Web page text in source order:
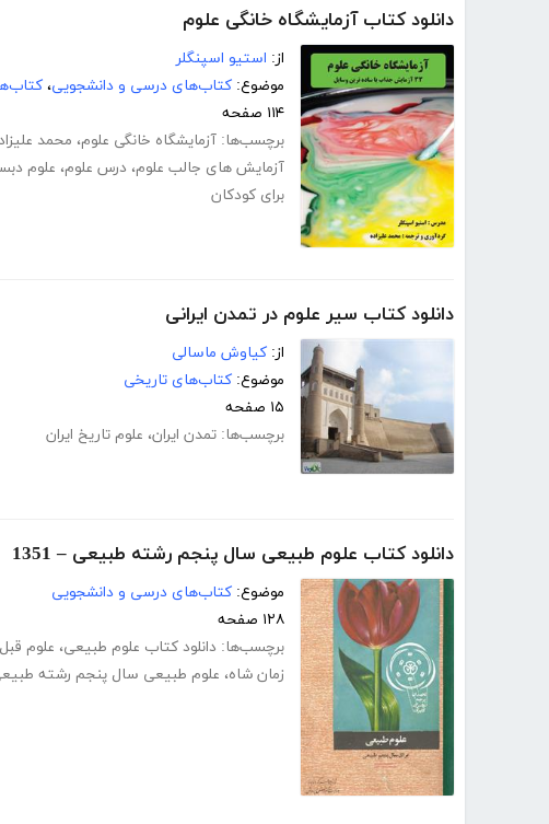
دانلود کتاب آزمایشگاه خانگی علوم
از: استیو اسپنگلر
موضوع: کتاب‌های درسی و دانشجویی،
۱۱۴ صفحه
برچسب‌ها: آزمایشگاه خانگی علوم، محمد
آزمایش های جالب علوم، درس علوم، علوم
برای کودکان
دانلود کتاب سیر علوم در تمدن ایرانی
از: کیاوش ماسالی
موضوع: کتاب‌های تاریخی
۱۵ صفحه
برچسب‌ها: تمدن ایران، علوم تاریخ ایران
دانلود کتاب علوم طبیعی سال پنجم رشته طبیعی – 1351
موضوع: کتاب‌های درسی و دانشجویی
۱۲۸ صفحه
برچسب‌ها: دانلود کتاب علوم طبیعی، علوم
زمان شاه، علوم طبیعی سال پنجم رشته